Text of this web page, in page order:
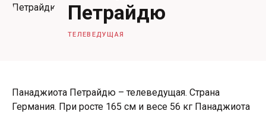
Петрайдю
ТЕЛЕВЕДУЩАЯ
Панаджиота Петрайдю – телеведущая. Страна
Германия. При росте 165 см и весе 56 кг Панаджиота